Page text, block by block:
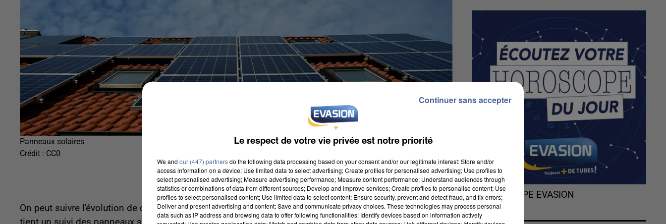
Panneaux solaires
Crédit : CC0
On peut suivre l'évolution de cet usage grâce à l'observatoire français de la transition écologique. Il
L'HOROSCOPE EVASION
Le respect de votre vie privée est notre priorité
We and our (447) partnersdo the following data processing based on your consent and/or our legitimate interest: Store and/or
access information on a device; Use limited data to select advertising; Create profiles for personalised advertising; Use profiles to
select personalised advertising; Measure advertising performance; Measure content performance; Understand audiences through
statistics or combinations of data from different sources; Develop and improve services; Create profiles to personalise content; Use
profiles to select personalised content; Use limited data to select content; Ensure security, prevent and detect fraud, and fix errors;
Deliver and present advertising and content; Save and communicate privacy choices. These technologies may process personal
data such as IP address and browsing data to offer following functionalities: Identify devices based on information actively
Continuer sans accepter